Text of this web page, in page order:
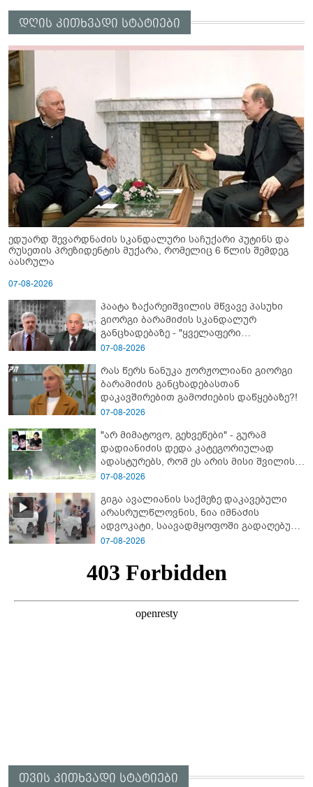
დღის კითხვადი სტატიები
ედუარდ შევარდნაძის სკანდალური საჩუქარი პუტინს და
რუსეთის პრეზიდენტის მუქარა, რომელიც 6 წლის შემდეგ
აასრულა
07-08-2026
პაატა ზაქარეიშვილის მწვავე პასუხი
გიორგი ბარამიძის სკანდალურ
განცხადებაზე - "ყველაფერი
დეტალურად ვიცი... კამანში მოკლული
ბარამიძე კი ტყუის"
07-08-2026
რას წერს ნანუკა ჟორჟოლიანი გიორგი
ბარამიძის განცხადებასთან
დაკავშირებით გამოძიების დაწყებაზე?!
07-08-2026
"არ მიმატოვო, გეხვეწები" - გუ­რა­მ
დადიანიძის დედა კა­ტე­გო­რი­უ­ლად
ადას­ტუ­რებს, რომ ეს არის მისი შვი­ლის
ხმა
07-08-2026
გიგა ავალიანის საქმეზე დაკავებული
არასრულწლოვნის, ნია იმნაძის
ადვოკატი, საავადმყოფოში გადაღებულ
კადრებს ავრცელებს
07-08-2026
თვის კითხვადი სტატიები